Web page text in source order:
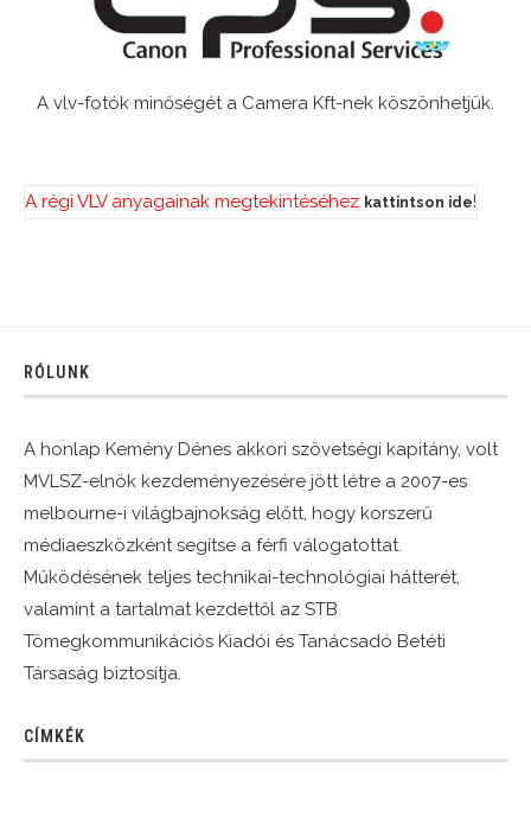
A vlv-fotók minőségét a Camera Kft-nek köszönhetjük.
A régi VLV anyagainak megtekintéséhez kattintson ide!
RÓLUNK
A honlap Kemény Dénes akkori szövetségi kapitány, volt
MVLSZ-elnök kezdeményezésére jött létre a 2007-es
melbourne-i világbajnokság előtt, hogy korszerű
médiaeszközként segítse a férfi válogatottat.
Működésének teljes technikai-technológiai hátterét,
valamint a tartalmat kezdettől az STB
Tömegkommunikációs Kiadói és Tanácsadó Betéti
Társaság biztosítja.
CÍMKÉK